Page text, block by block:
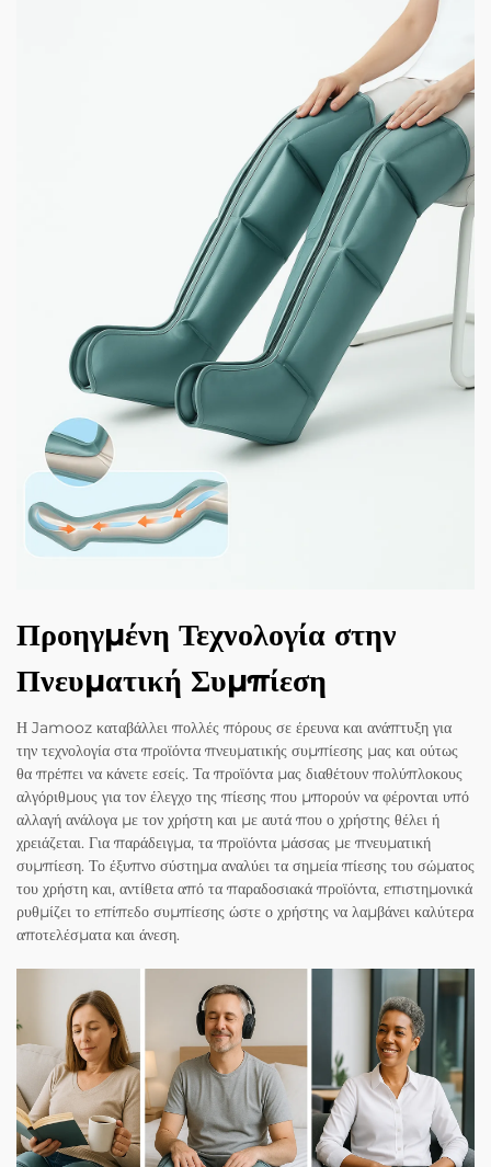
Προηγμένη Τεχνολογία στην
Πνευματική Συμπίεση
Η Jamooz καταβάλλει πολλές πόρους σε έρευνα και ανάπτυξη για
την τεχνολογία στα προϊόντα πνευματικής συμπίεσης μας και ούτως
θα πρέπει να κάνετε εσείς. Τα προϊόντα μας διαθέτουν πολύπλοκους
αλγόριθμους για τον έλεγχο της πίεσης που μπορούν να φέρονται υπό
αλλαγή ανάλογα με τον χρήστη και με αυτά που ο χρήστης θέλει ή
χρειάζεται. Για παράδειγμα, τα προϊόντα μάσσας με πνευματική
συμπίεση. Το έξυπνο σύστημα αναλύει τα σημεία πίεσης του σώματος
του χρήστη και, αντίθετα από τα παραδοσιακά προϊόντα, επιστημονικά
ρυθμίζει το επίπεδο συμπίεσης ώστε ο χρήστης να λαμβάνει καλύτερα
αποτελέσματα και άνεση.